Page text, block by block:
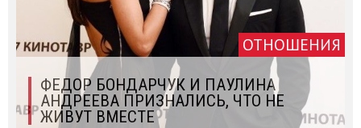
ОТНОШЕНИЯ
ФЕДОР БОНДАРЧУК И ПАУЛИНА
АНДРЕЕВА ПРИЗНАЛИСЬ, ЧТО НЕ
ЖИВУТ ВМЕСТЕ